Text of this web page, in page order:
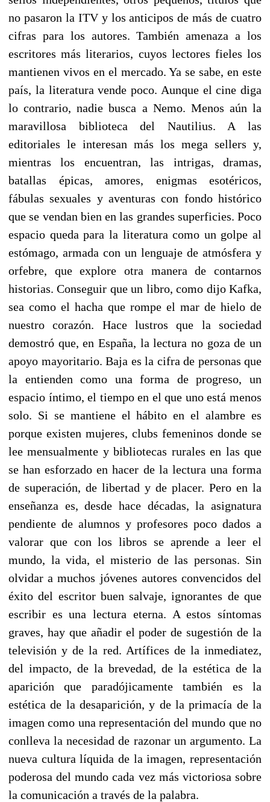
no pasaron la ITV y los anticipos de más de cuatro
cifras para los autores. También amenaza a los
escritores más literarios, cuyos lectores fieles los
mantienen vivos en el mercado. Ya se sabe, en este
país, la literatura vende poco. Aunque el cine diga
lo contrario, nadie busca a Nemo. Menos aún la
maravillosa biblioteca del Nautilius. A las
editoriales le interesan más los mega sellers y,
mientras los encuentran, las intrigas, dramas,
batallas épicas, amores, enigmas esotéricos,
fábulas sexuales y aventuras con fondo histórico
que se vendan bien en las grandes superficies. Poco
espacio queda para la literatura como un golpe al
estómago, armada con un lenguaje de atmósfera y
orfebre, que explore otra manera de contarnos
historias. Conseguir que un libro, como dijo Kafka,
sea como el hacha que rompe el mar de hielo de
nuestro corazón. Hace lustros que la sociedad
demostró que, en España, la lectura no goza de un
apoyo mayoritario. Baja es la cifra de personas que
la entienden como una forma de progreso, un
espacio íntimo, el tiempo en el que uno está menos
solo. Si se mantiene el hábito en el alambre es
porque existen mujeres, clubs femeninos donde se
lee mensualmente y bibliotecas rurales en las que
se han esforzado en hacer de la lectura una forma
de superación, de libertad y de placer. Pero en la
enseñanza es, desde hace décadas, la asignatura
pendiente de alumnos y profesores poco dados a
valorar que con los libros se aprende a leer el
mundo, la vida, el misterio de las personas. Sin
olvidar a muchos jóvenes autores convencidos del
éxito del escritor buen salvaje, ignorantes de que
escribir es una lectura eterna. A estos síntomas
graves, hay que añadir el poder de sugestión de la
televisión y de la red. Artífices de la inmediatez,
del impacto, de la brevedad, de la estética de la
aparición que paradójicamente también es la
estética de la desaparición, y de la primacía de la
imagen como una representación del mundo que no
conlleva la necesidad de razonar un argumento. La
nueva cultura líquida de la imagen, representación
poderosa del mundo cada vez más victoriosa sobre
la comunicación a través de la palabra.